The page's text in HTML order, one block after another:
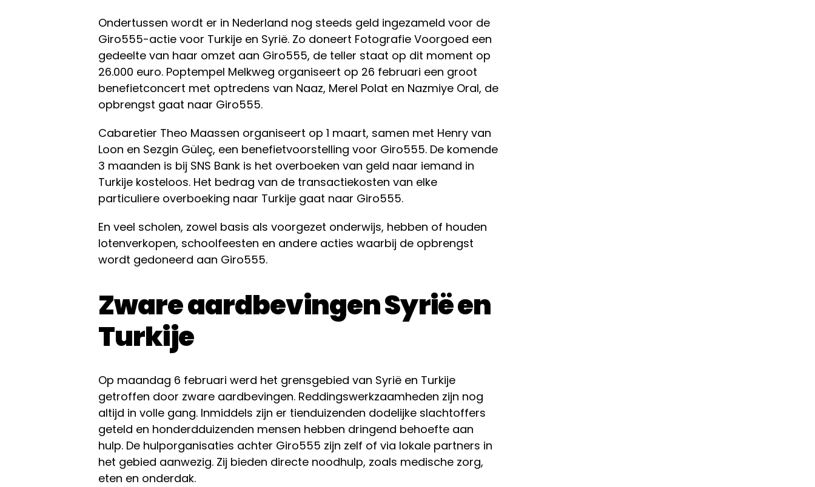
Ondertussen wordt er in Nederland nog steeds geld ingezameld voor de
Giro555-actie voor Turkije en Syrië. Zo doneert Fotografie Voorgoed een
gedeelte van haar omzet aan Giro555, de teller staat op dit moment op
26.000 euro. Poptempel Melkweg organiseert op 26 februari een groot
benefietconcert met optredens van Naaz, Merel Polat en Nazmiye Oral, de
opbrengst gaat naar Giro555.
Cabaretier Theo Maassen organiseert op 1 maart, samen met Henry van
Loon en Sezgin Güleç, een benefietvoorstelling voor Giro555. De komende
3 maanden is bij SNS Bank is het overboeken van geld naar iemand in
Turkije kosteloos. Het bedrag van de transactiekosten van elke
particuliere overboeking naar Turkije gaat naar Giro555.
En veel scholen, zowel basis als voorgezet onderwijs, hebben of houden
lotenverkopen, schoolfeesten en andere acties waarbij de opbrengst
wordt gedoneerd aan Giro555.
Zware aardbevingen Syrië en
Turkije
Op maandag 6 februari werd het grensgebied van Syrië en Turkije
getroffen door zware aardbevingen. Reddingswerkzaamheden zijn nog
altijd in volle gang. Inmiddels zijn er tienduizenden dodelijke slachtoffers
geteld en honderdduizenden mensen hebben dringend behoefte aan
hulp. De hulporganisaties achter Giro555 zijn zelf of via lokale partners in
het gebied aanwezig. Zij bieden directe noodhulp, zoals medische zorg,
eten en onderdak.